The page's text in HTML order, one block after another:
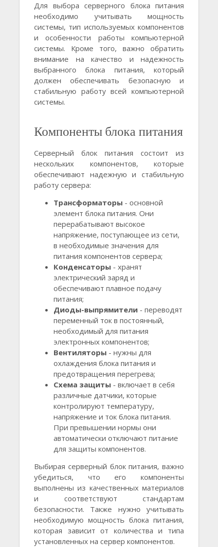
Для выбора серверного блока питания
необходимо учитывать мощность
системы, тип используемых компонентов
и особенности работы компьютерной
системы. Кроме того, важно обратить
внимание на качество и надежность
выбранного блока питания, который
должен обеспечивать безопасную и
стабильную работу всей компьютерной
системы.
Компоненты блока питания
Серверный блок питания состоит из
нескольких компонентов, которые
обеспечивают надежную и стабильную
работу сервера:
Трансформаторы - основной
элемент блока питания. Они
перерабатывают высокое
напряжение, поступающее из сети,
в необходимые значения для
питания компонентов сервера;
Конденсаторы - хранят
электрический заряд и
обеспечивают плавное подачу
питания;
Диоды-выпрямители - переводят
переменный ток в постоянный,
необходимый для питания
электронных компонентов;
Вентиляторы - нужны для
охлаждения блока питания и
предотвращения перегрева;
Схема защиты - включает в себя
различные датчики, которые
контролируют температуру,
напряжение и ток блока питания.
При превышении нормы они
автоматически отключают питание
для защиты компонентов.
Выбирая серверный блок питания, важно
убедиться, что его компоненты
выполнены из качественных материалов
и соответствуют стандартам
безопасности. Также нужно учитывать
необходимую мощность блока питания,
которая зависит от количества и типа
установленных на сервер компонентов.